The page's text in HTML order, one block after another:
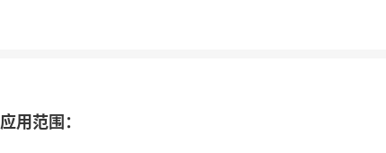
应用范围：